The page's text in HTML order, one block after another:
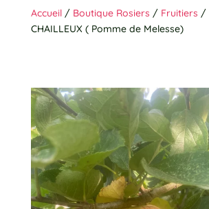
Accueil/ Boutique Rosiers / Fruitiers /
CHAILLEUX ( Pomme de Melesse)